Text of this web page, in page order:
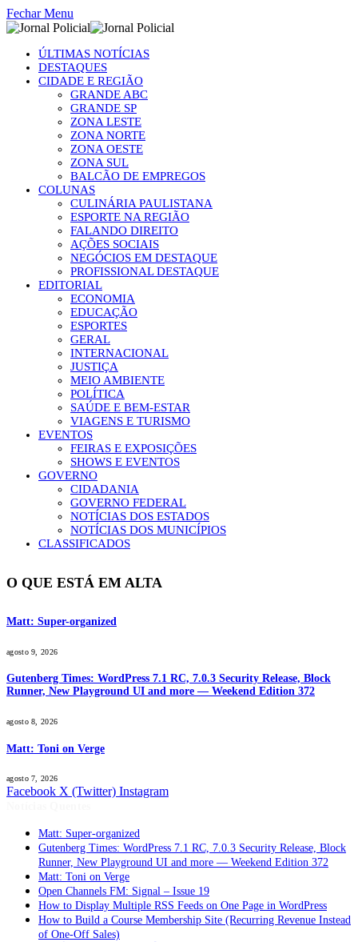
Fechar Menu
ÚLTIMAS NOTÍCIAS
DESTAQUES
CIDADE E REGIÃO
GRANDE ABC
GRANDE SP
ZONA LESTE
ZONA NORTE
ZONA OESTE
ZONA SUL
BALCÃO DE EMPREGOS
COLUNAS
CULINÁRIA PAULISTANA
ESPORTE NA REGIÃO
FALANDO DIREITO
AÇÕES SOCIAIS
NEGÓCIOS EM DESTAQUE
PROFISSIONAL DESTAQUE
EDITORIAL
ECONOMIA
EDUCAÇÃO
ESPORTES
GERAL
INTERNACIONAL
JUSTIÇA
MEIO AMBIENTE
POLÍTICA
SAÚDE E BEM-ESTAR
VIAGENS E TURISMO
EVENTOS
FEIRAS E EXPOSIÇÕES
SHOWS E EVENTOS
GOVERNO
CIDADANIA
GOVERNO FEDERAL
NOTÍCIAS DOS ESTADOS
NOTÍCIAS DOS MUNICÍPIOS
CLASSIFICADOS
O QUE ESTÁ EM ALTA
Matt: Super-organized
agosto 9, 2026
Gutenberg Times: WordPress 7.1 RC, 7.0.3 Security Release, Block
Runner, New Playground UI and more — Weekend Edition 372
agosto 8, 2026
Matt: Toni on Verge
agosto 7, 2026
Facebook X (Twitter) Instagram
Matt: Super-organized
Gutenberg Times: WordPress 7.1 RC, 7.0.3 Security Release, Block
Runner, New Playground UI and more — Weekend Edition 372
Matt: Toni on Verge
Open Channels FM: Signal – Issue 19
How to Display Multiple RSS Feeds on One Page in WordPress
How to Build a Course Membership Site (Recurring Revenue Instead
of One-Off Sales)